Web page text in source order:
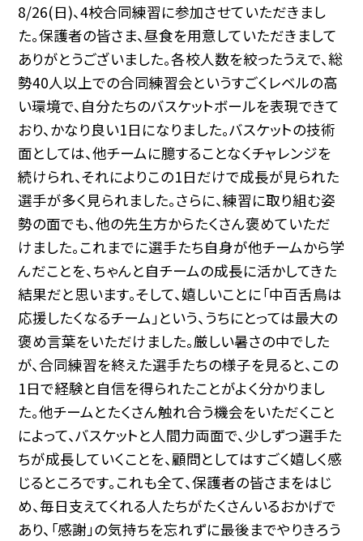
8/26(日)、4校合同練習に参加させていただきまし
た。保護者の皆さま、昼食を用意していただきまして
ありがとうございました。各校人数を絞ったうえで、総
勢40人以上での合同練習会というすごくレベルの高
い環境で、自分たちのバスケットボールを表現できて
おり、かなり良い1日になりました。バスケットの技術
面としては、他チームに臆することなくチャレンジを
続けられ、それによりこの1日だけで成長が見られた
選手が多く見られました。さらに、練習に取り組む姿
勢の面でも、他の先生方からたくさん褒めていただ
けました。これまでに選手たち自身が他チームから学
んだことを、ちゃんと自チームの成長に活かしてきた
結果だと思います。そして、嬉しいことに「中百舌鳥は
応援したくなるチーム」という、うちにとっては最大の
褒め言葉をいただけました。厳しい暑さの中でした
が、合同練習を終えた選手たちの様子を見ると、この
1日で経験と自信を得られたことがよく分かりまし
た。他チームとたくさん触れ合う機会をいただくこと
によって、バスケットと人間力両面で、少しずつ選手た
ちが成長していくことを、顧問としてはすごく嬉しく感
じるところです。これも全て、保護者の皆さまをはじ
め、毎日支えてくれる人たちがたくさんいるおかげで
あり、「感謝」の気持ちを忘れずに最後までやりきろう